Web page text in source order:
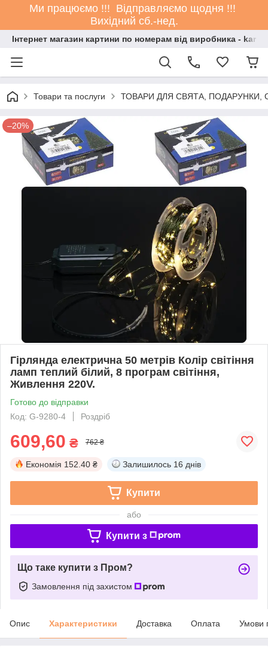
Ми працюємо !!! Відправляємо щодня !!!
Вихідний сб.-нед.
Інтернет магазин картини по номерам від виробника -
Товари та послуги ТОВАРИ ДЛЯ СВЯТА, ПОДАРУНКИ,
–20%
Гірлянда електрична 50 метрів Колір світіння
ламп теплий білий, 8 програм світіння,
Живлення 220V.
Готово до відправки
Код: G-9280-4
Роздріб
609,60 ₴ 762 ₴
Економія 152.40 ₴ Залишилось 16 днів
Купити
або
Купити з
Що таке купити з Пром?
Замовлення під захистом
Опис Характеристики Доставка Оплата Умови